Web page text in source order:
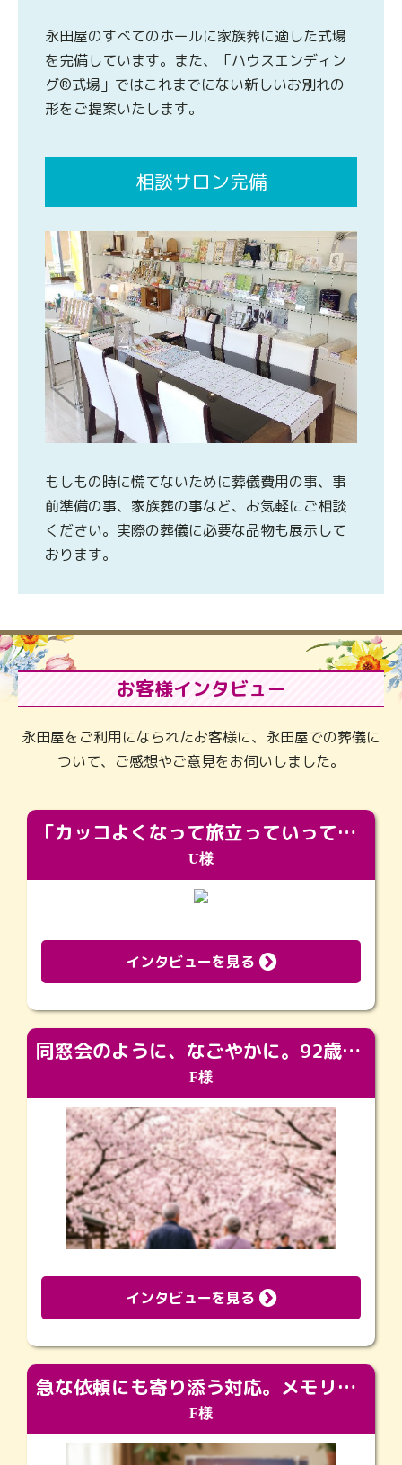
永田屋のすべてのホールに家族葬に適した式場
を完備しています。また、「ハウスエンディン
グ®式場」ではこれまでにない新しいお別れの
形をご提案いたします。
相談サロン完備
もしもの時に慌てないために葬儀費用の事、事
前準備の事、家族葬の事など、お気軽にご相談
ください。実際の葬儀に必要な品物も展示して
おります。
お客様インタビュー
永田屋をご利用になられたお客様に、永田屋での葬儀に
ついて、ご感想やご意見をお伺いしました。
「カッコよくなって旅立っていってくれました（笑）もっとカッコいいって言ってあげればよかったな」
U様
インタビューを見る
同窓会のように、なごやかに。92歳の旅立ちを彩った、再会と感謝の場
F様
インタビューを見る
急な依頼にも寄り添う対応。メモリアルコーナーで振り返る大切な日々
F様